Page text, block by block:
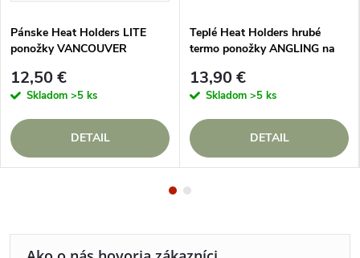
Pánske Heat Holders LITE
ponožky VANCOUVER
12,50 €
Skladom >5 ks
DETAIL
Teplé Heat Holders hrubé
termo ponožky ANGLING na
13,90 €
Skladom >5 ks
DETAIL